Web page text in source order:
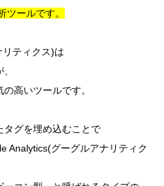
ールです。
ティクス)は
高いツールです。
タグを埋め込むことで
Analytics(グーグルアナリティク